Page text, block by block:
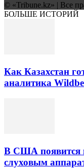
© «Tribune.kz» | Все
БОЛЬШЕ ИСТОРИЙ
Как Казахстан
аналитика
В США появится
слуховым